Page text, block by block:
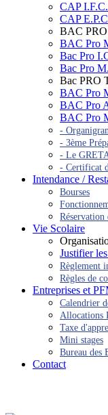
CAP
CAP
BAC
BAC Pro
Bac Pro
Bac Pro
Bac PRO
BAC Pro
BAC Pro
BAC Pro
-
- 3ème
- Le
- Certificat
Intendance /
Bourses
Réservation
Vie Scolaire
Justifier
Règlement
Règles de
Entreprises et
Calendrier
Allocations
Taxe
Mini stages
Bureau des
Contact